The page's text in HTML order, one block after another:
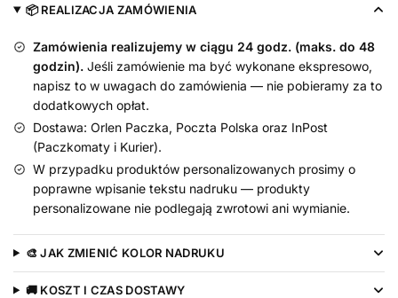
bodziak
roczek
maluszka
📦 REALIZACJA ZAMÓWIENIA
Zamówienia realizujemy w ciągu 24 godz. (maks. do 48
godzin). Jeśli zamówienie ma być wykonane ekspresowo,
napisz to w uwagach do zamówienia — nie pobieramy za to
dodatkowych opłat.
Dostawa: Orlen Paczka, Poczta Polska oraz InPost
(Paczkomaty i Kurier).
W przypadku produktów personalizowanych prosimy o
poprawne wpisanie tekstu nadruku — produkty
personalizowane nie podlegają zwrotowi ani wymianie.
🎨 JAK ZMIENIĆ KOLOR NADRUKU
🚚 KOSZT I CZAS DOSTAWY